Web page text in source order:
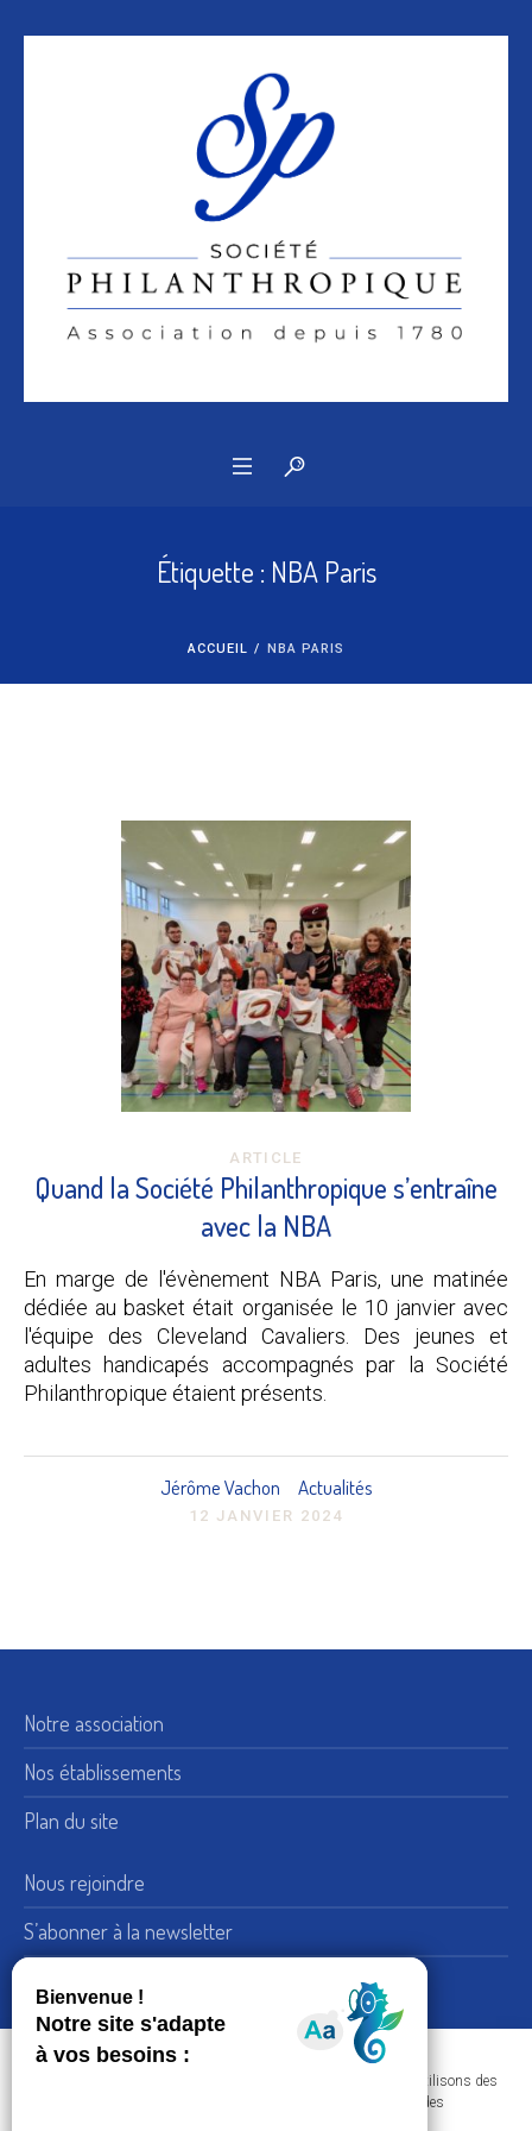
Dans le respect de votre confidentialité et de vos données, nous utilisons des
cookies afin d'améliorer votre navigation sur nos sites et réaliser des
Étiquette : NBA Paris
ACCUEIL / NBA PARIS
ARTICLE
Quand la Société Philanthropique s’entraîne
avec la NBA
En marge de l'évènement NBA Paris, une matinée
dédiée au basket était organisée le 10 janvier avec
l'équipe des Cleveland Cavaliers. Des jeunes et
adultes handicapés accompagnés par la Société
Philanthropique étaient présents.
Jérôme Vachon Actualités
12 JANVIER 2024
Notre association
Nos établissements
Plan du site
Nous rejoindre
S’abonner à la newsletter
Adresse : 15, rue de Bellechasse 75007 Paris